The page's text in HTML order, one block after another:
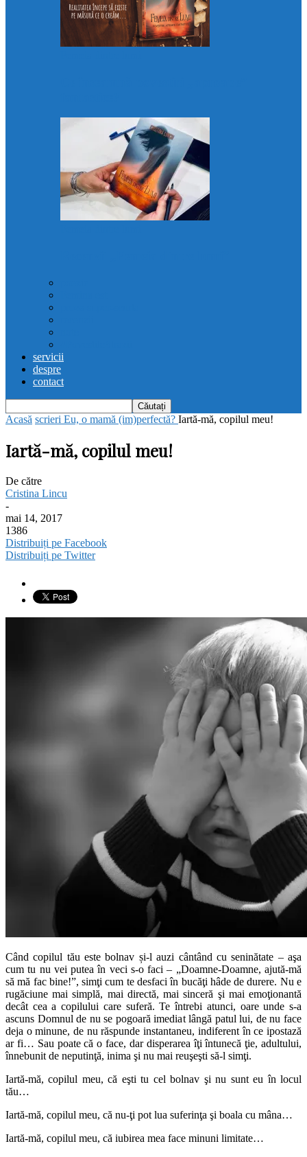
servicii
despre
contact
Acasă scrieri Eu, o mamă (im)perfectă? Iartă-mă, copilul meu!
Iartă-mă, copilul meu!
De către
Cristina Lincu
-
mai 14, 2017
1386
Distribuiți pe Facebook
Distribuiți pe Twitter
Când copilul tău este bolnav și-l auzi cântând cu seninătate – aşa
cum tu nu vei putea în veci s-o faci – „Doamne-Doamne, ajută-mă
să mă fac bine!”, simţi cum te desfaci în bucăţi hâde de durere. Nu e
rugăciune mai simplă, mai directă, mai sinceră şi mai emoţionantă
decât cea a copilului care suferă. Te întrebi atunci, oare unde s-a
ascuns Domnul de nu se pogoară imediat lângă patul lui, de nu face
deja o minune, de nu răspunde instantaneu, indiferent în ce ipostază
ar fi… Sau poate că o face, dar disperarea îţi întunecă ţie, adultului,
înnebunit de neputinţă, inima şi nu mai reuşeşti să-l simţi.
Iartă-mă, copilul meu, că eşti tu cel bolnav şi nu sunt eu în locul
tău…
Iartă-mă, copilul meu, că nu-ţi pot lua suferinţa şi boala cu mâna…
Iartă-mă, copilul meu, că iubirea mea face minuni limitate…